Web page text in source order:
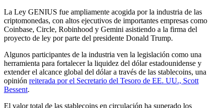
La Ley GENIUS fue ampliamente acogida por la industria de las
criptomonedas, con altos ejecutivos de importantes empresas como
Coinbase, Circle, Robinhood y Gemini asistiendo a la firma del
proyecto de ley por parte del presidente Donald Trump.
Algunos participantes de la industria ven la legislación como una
herramienta para fortalecer la liquidez del dólar estadounidense y
extender el alcance global del dólar a través de las stablecoins, una
opinión reiterada por el Secretario del Tesoro de EE. UU., Scott
Bessent.
El valor total de las stablecoins en circulación ha superado los